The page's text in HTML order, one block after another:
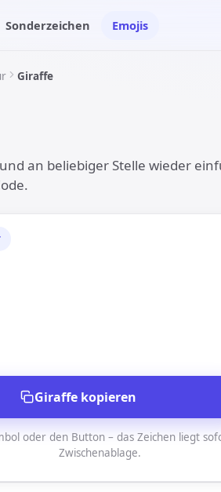
Sonderzeichen Emojis
Giraffe
an beliebiger Stelle wieder
Giraffe kopieren
oder den Button – das Zeichen liegt
Zwischenablage.